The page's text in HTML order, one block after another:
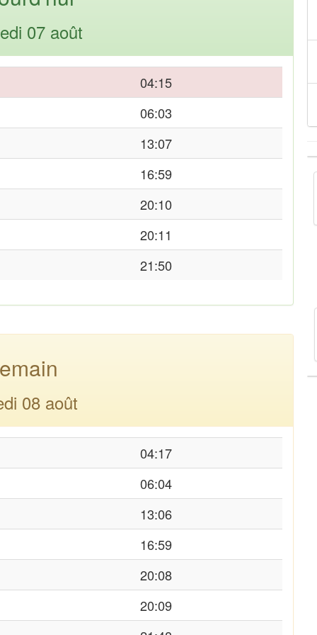
07 août
04:15
06:03
13:07
16:59
20:10
20:11
21:50
08 août
04:17
06:04
13:06
16:59
20:08
20:09